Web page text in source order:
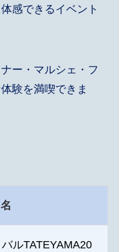
感できるイベント
ー・マルシェ・フ
験を満喫できま
ルTATEYAMA20